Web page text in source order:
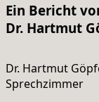
Ein Bericht
Dr. Hartmut
Dr. Hartmut
Sprechzimmer